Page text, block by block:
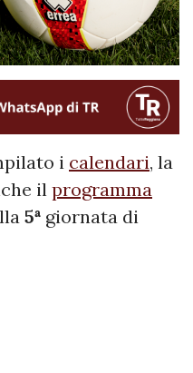
i calendari, la
il programma
5ª giornata di